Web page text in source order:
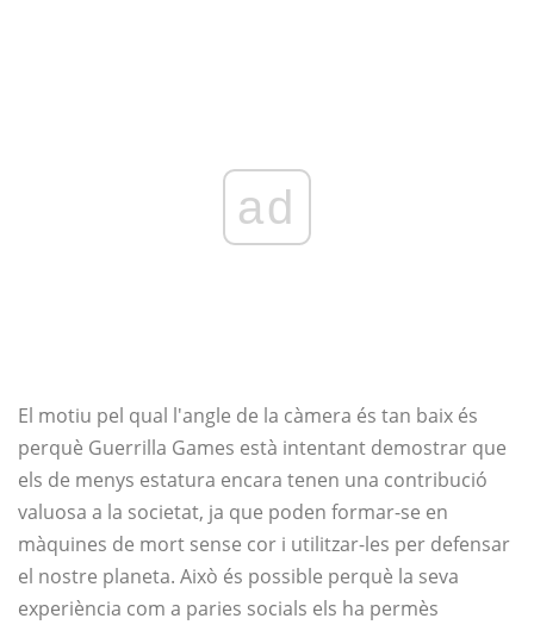
ad
El motiu pel qual l'angle de la càmera és tan baix és
perquè Guerrilla Games està intentant demostrar que
els de menys estatura encara tenen una contribució
valuosa a la societat, ja que poden formar-se en
màquines de mort sense cor i utilitzar-les per defensar
el nostre planeta. Això és possible perquè la seva
experiència com a paries socials els ha permès